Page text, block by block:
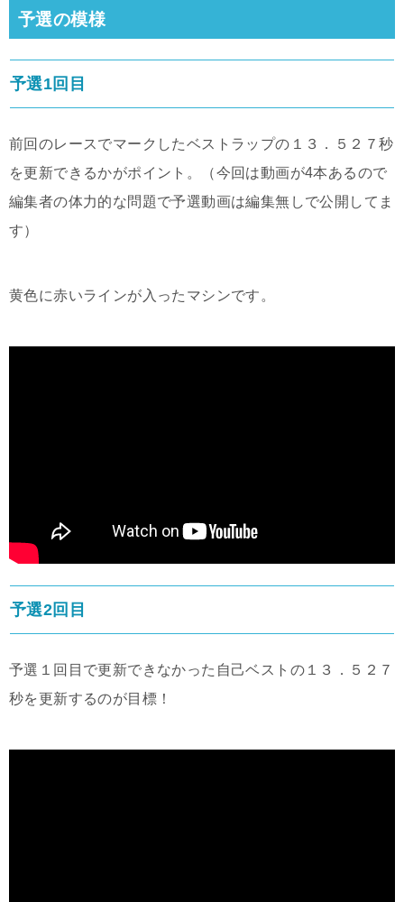
予選の模様
予選1回目
前回のレースでマークしたベストラップの１３．５２７秒
を更新できるかがポイント。（今回は動画が4本あるので
編集者の体力的な問題で予選動画は編集無しで公開してま
す）
黄色に赤いラインが入ったマシンです。
予選2回目
予選１回目で更新できなかった自己ベストの１３．５２７
秒を更新するのが目標！